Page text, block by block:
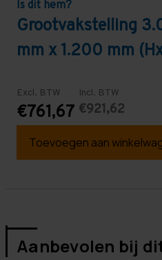
Is dit hem?
Grootvakstelling
mm x 1.200 mm
Excl. BTW
€761,67
Incl. BTW
€921,62
Toevoegen aan
Aanbevolen bij